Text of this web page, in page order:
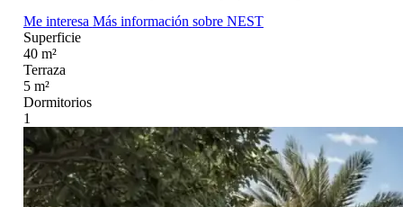
Me interesa Más información sobre NEST
Superficie
40 m²
Terraza
5 m²
Dormitorios
1